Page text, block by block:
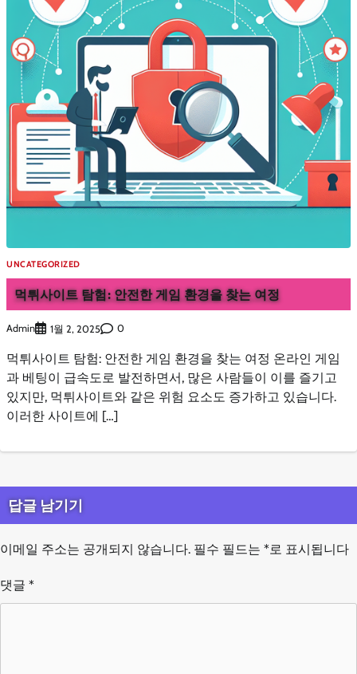
UNCATEGORIZED
먹튀사이트 탐험: 안전한 게임 환경을 찾는 여정
Admin 1월 2, 2025 0
먹튀사이트 탐험: 안전한 게임 환경을 찾는 여정 온라인 게임
과 베팅이 급속도로 발전하면서, 많은 사람들이 이를 즐기고
있지만, 먹튀사이트와 같은 위험 요소도 증가하고 있습니다.
이러한 사이트에 […]
답글 남기기
이메일 주소는 공개되지 않습니다. 필수 필드는 * 로 표시됩니다
댓글 *